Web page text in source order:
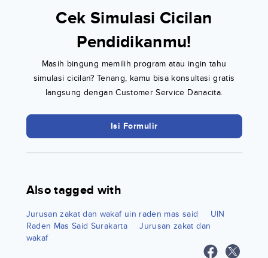
Cek Simulasi Cicilan
Pendidikanmu!
Masih bingung memilih program atau ingin tahu
simulasi cicilan? Tenang, kamu bisa konsultasi gratis
langsung dengan Customer Service Danacita.
Isi Formulir
Also tagged with
Jurusan zakat dan wakaf uin raden mas said
UIN
Raden Mas Said Surakarta
Jurusan zakat dan
wakaf